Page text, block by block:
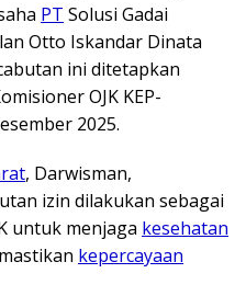
PT Solusi Gadai
Otto Iskandar Dinata
ini ditetapkan
OJK KEP-
2025.
, Darwisman,
izin dilakukan sebagai
untuk menjaga kesehatan
kepercayaan